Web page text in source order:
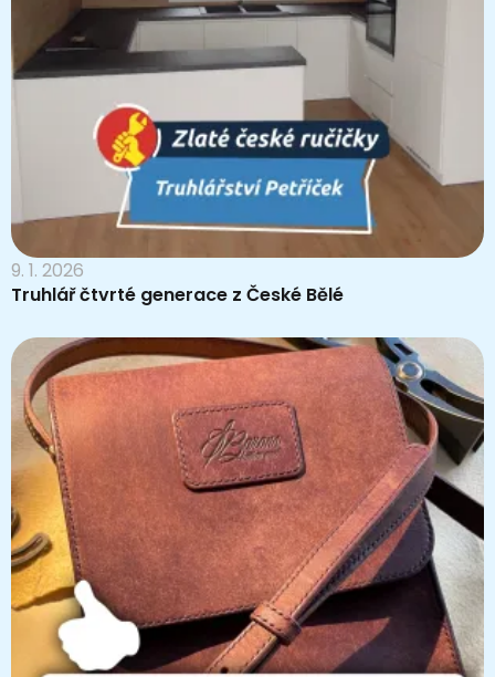
9. 1. 2026
Truhlář čtvrté generace z České Bělé